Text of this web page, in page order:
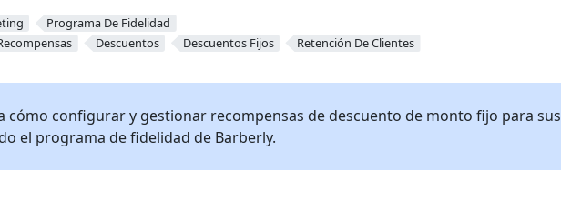
Programa De Fidelidad
Descuentos Descuentos Fijos Retención De Clientes
cómo configurar y gestionar recompensas de descuento de monto fijo para sus
el programa de fidelidad de Barberly.